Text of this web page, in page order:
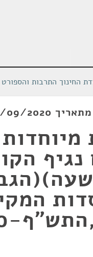
החינוך התרבות והספורט
מיוחדות
2020